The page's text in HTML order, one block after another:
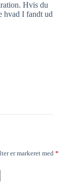
Hvis du
hvad I fandt ud
er markeret med *